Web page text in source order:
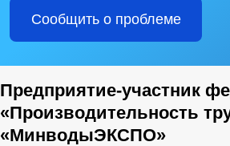
Сообщить о проблеме
Предприятие-участник
«Производительность
«МинводыЭКСПО»